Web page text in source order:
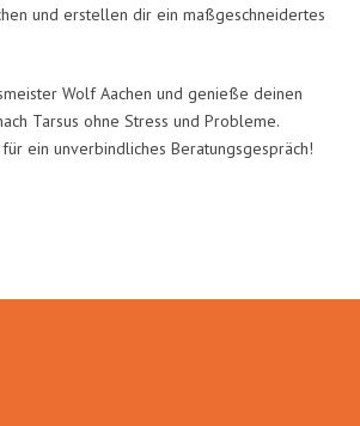
und erstellen dir ein maßgeschneidertes
Wolf Aachen und genieße deinen
Tarsus ohne Stress und Probleme.
ein unverbindliches Beratungsgespräch!